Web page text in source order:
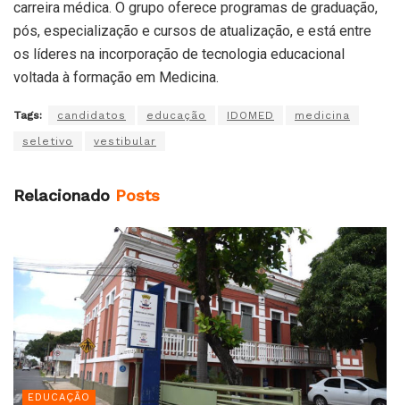
carreira médica. O grupo oferece programas de graduação,
pós, especialização e cursos de atualização, e está entre
os líderes na incorporação de tecnologia educacional
voltada à formação em Medicina.
Tags: candidatos educação IDOMED medicina
seletivo vestibular
Relacionado Posts
EDUCAÇÃO